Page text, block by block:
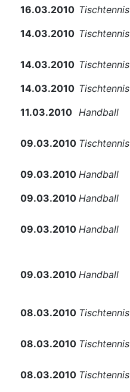
16.03.2010 Tischtennis
14.03.2010 Tischtennis
14.03.2010 Tischtennis
14.03.2010 Tischtennis
11.03.2010 Handball
09.03.2010 Tischtennis
09.03.2010 Handball
09.03.2010 Handball
09.03.2010 Handball
09.03.2010 Handball
08.03.2010 Tischtennis
08.03.2010 Tischtennis
08.03.2010 Tischtennis